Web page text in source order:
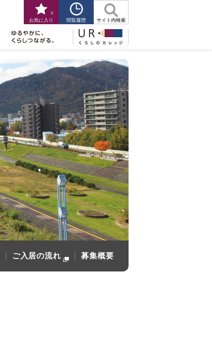
お気に入り
0
閲覧履歴 サイト内検索
ご入居の流れ 募集概要